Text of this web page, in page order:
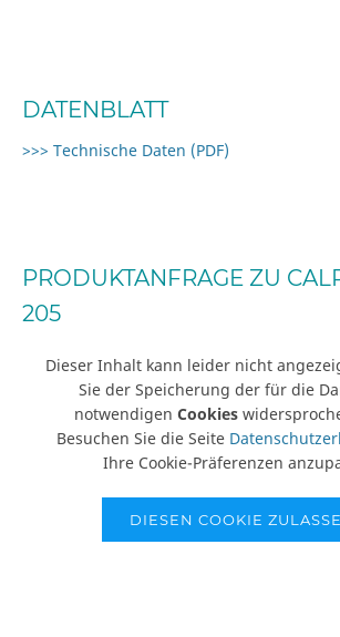
DATENBLATT
>>> Technische Daten (PDF)
PRODUKTANFRAGE ZU
205
Dieser Inhalt kann leider nicht
Sie der Speicherung der für die
notwendigen Cookies
Besuchen Sie die Seite
Ihre Cookie-Präferenzen
DIESEN COOKIE